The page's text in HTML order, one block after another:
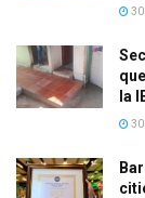
30
la
30